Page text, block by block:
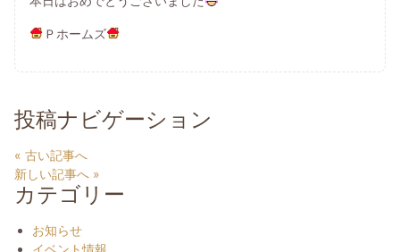
Ｐホームズ
投稿ナビゲーション
« 古い記事へ
新しい記事へ »
カテゴリー
お知らせ
イベント情報